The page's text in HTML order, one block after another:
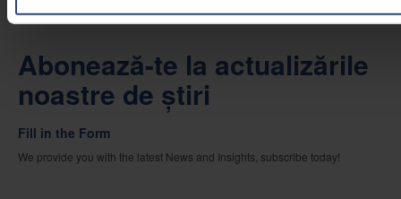
Abonează-te la actualizările
noastre de știri
Fill in the Form
We provide you with the latest News and Insights, subscribe today!